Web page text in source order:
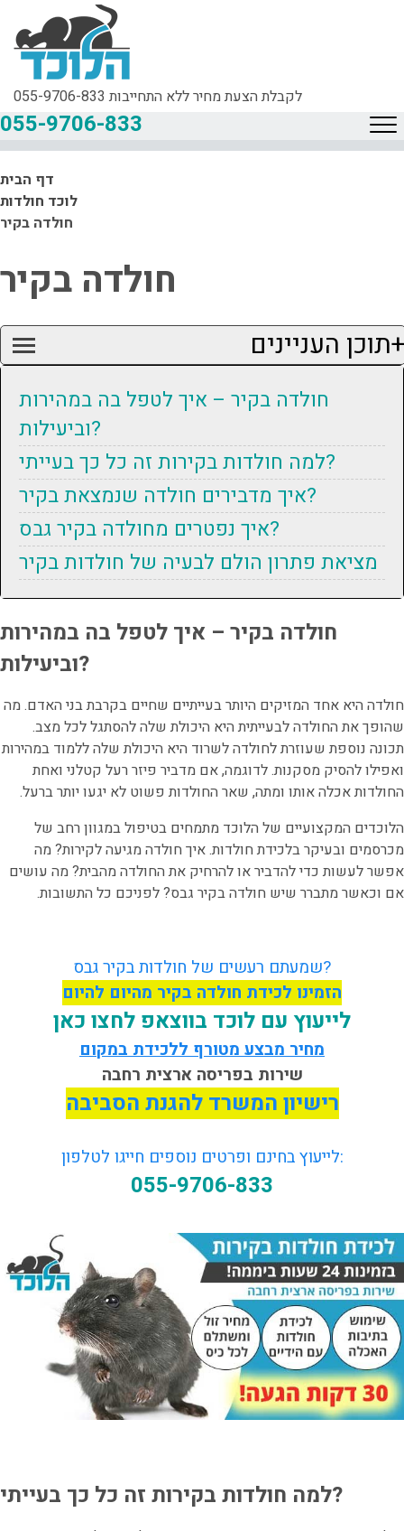
לקבלת הצעת מחיר ללא התחייבות 055-9706-833
055-9706-833
דף הבית
לוכד חולדות
חולדה בקיר
חולדה בקיר
תוכן העניינים+
חולדה בקיר – איך לטפל בה במהירות
וביעילות?
למה חולדות בקירות זה כל כך בעייתי?
איך מדבירים חולדה שנמצאת בקיר?
איך נפטרים מחולדה בקיר גבס?
מציאת פתרון הולם לבעיה של חולדות בקיר
חולדה בקיר – איך לטפל בה במהירות
וביעילות?
חולדה היא אחד המזיקים היותר בעייתיים שחיים בקרבת בני האדם. מה
שהופך את החולדה לבעייתית היא היכולת שלה להסתגל לכל מצב.
תכונה נוספת שעוזרת לחולדה לשרוד היא היכולת שלה ללמוד במהירות
ואפילו להסיק מסקנות. לדוגמה, אם מדביר פיזר רעל קטלני ואחת
החולדות אכלה אותו ומתה, שאר החולדות פשוט לא יגעו יותר ברעל.
הלוכדים המקצועיים של הלוכד מתמחים בטיפול במגוון רחב של
מכרסמים ובעיקר בלכידת חולדות. איך חולדה מגיעה לקירות? מה
אפשר לעשות כדי להדביר או להרחיק את החולדה מהבית? מה עושים
אם וכאשר מתברר שיש חולדה בקיר גבס? לפניכם כל התשובות.
שמעתם רעשים של חולדות בקיר גבס?
הזמינו לכידת חולדה בקיר מהיום להיום
לייעוץ עם לוכד בווצאפ לחצו כאן
מחיר מבצע מטורף ללכידת במקום
שירות בפריסה ארצית רחבה
רישיון המשרד להגנת הסביבה
לייעוץ בחינם ופרטים נוספים חייגו לטלפון:
055-9706-833
למה חולדות בקירות זה כל כך בעייתי?